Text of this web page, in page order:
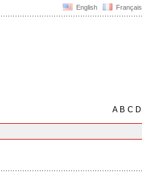
English Français
AB C D